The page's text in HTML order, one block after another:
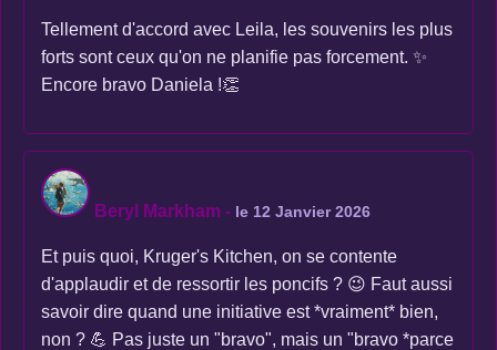
Tellement d'accord avec Leila, les souvenirs les plus
forts sont ceux qu'on ne planifie pas forcement. ✨
Encore bravo Daniela !👏
Beryl Markham - le 12 Janvier 2026
Et puis quoi, Kruger's Kitchen, on se contente
d'applaudir et de ressortir les poncifs ? 😉 Faut aussi
savoir dire quand une initiative est *vraiment* bien,
non ? 💪 Pas juste un "bravo", mais un "bravo *parce